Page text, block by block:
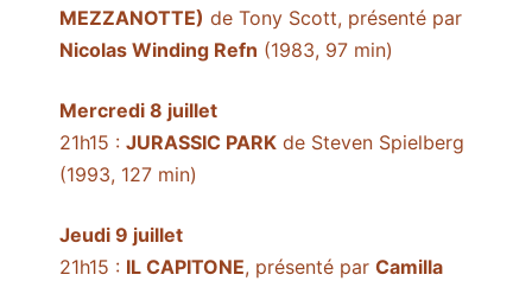
MEZZANOTTE) de Tony Scott, présenté par
Nicolas Winding Refn (1983, 97 min)
Mercredi 8 juillet
21h15 : JURASSIC PARK de Steven Spielberg
(1993, 127 min)
Jeudi 9 juillet
21h15 : IL CAPITONE, présenté par Camilla